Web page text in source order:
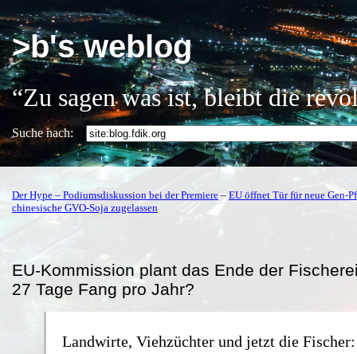
>b's weblog
“Zu sagen was ist, bleibt die
Suche nach:
Der Hype – Podiumsdiskussion bei der Premiere– EU öffnet Tür für neue Gen-
chinesische GVO-Soja zugelassen
EU-Kommission plant das Ende der
27 Tage Fang pro Jahr?
Landwirte, Viehzüchter und jetzt die